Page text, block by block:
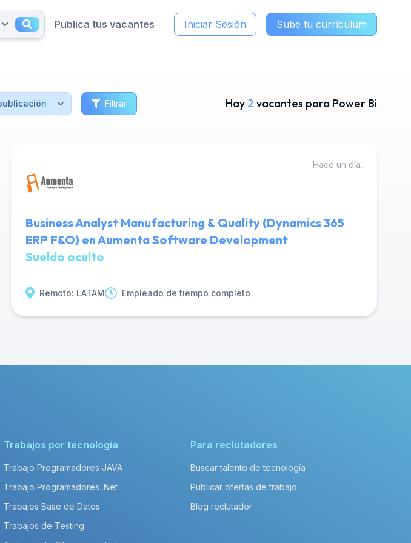
Publica tus vacantes Iniciar Sesión Sube tu currículum
Filtrar Hay 2 vacantes para Power Bi
Hace un día.
Business Analyst Manufacturing & Quality (Dynamics 365
ERP F&O) en Aumenta Software Development
Sueldo oculto
Remoto: LATAM Empleado de tiempo completo
Trabajos por tecnología
Trabajo Programadores JAVA
Trabajo Programadores .Net
Trabajos Base de Datos
Trabajos de Testing
Para reclutadores
Buscar talento de tecnología
Publicar ofertas de trabajo
Blog reclutador